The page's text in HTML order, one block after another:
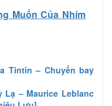
Muốn Của Nhím
Tintin – Chuyến bay
Lạ – Maurice Leblanc